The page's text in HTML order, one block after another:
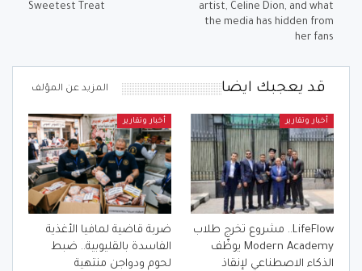
artist, Celine Dion, and what
the media has hidden from
her fans
Sweetest Treat
قد يعجبك ايضا المزيد عن المؤلف
أخبار وتقارير
LifeFlow.. مشروع تخرج طلاب
Modern Academy يوظّف
الذكاء الاصطناعي لإنقاذ
أخبار وتقارير
ضربة قاضية لمافيا الأغذية
الفاسدة بالقليوبية.. ضبط
لحوم ودواجن منتهية